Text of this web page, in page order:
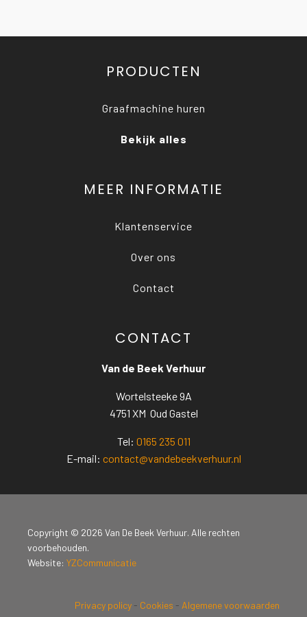
PRODUCTEN
Graafmachine huren
Bekijk alles
MEER INFORMATIE
Klantenservice
Over ons
Contact
CONTACT
Van de Beek Verhuur
Wortelsteeke 9A
4751 XM Oud Gastel
Tel: 0165 235 011
E-mail: contact@vandebeekverhuur.nl
Copyright © 2026 Van De Beek Verhuur. Alle rechten
voorbehouden.
Website: YZCommunicatie
Privacy policy - Cookies - Algemene voorwaarden